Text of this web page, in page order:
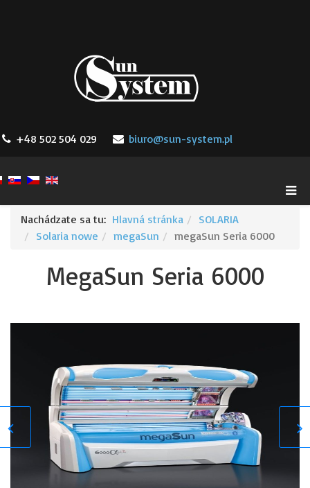
+48 502 504 029 biuro@sun-system.pl
Nachádzate sa tu: Hlavná stránka
SOLARIA
Solaria nowe
megaSun megaSun Seria 6000
MegaSun Seria 6000